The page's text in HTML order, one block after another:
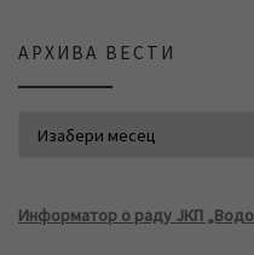
АРХИВА ВЕСТИ
Информатор о раду ЈКП